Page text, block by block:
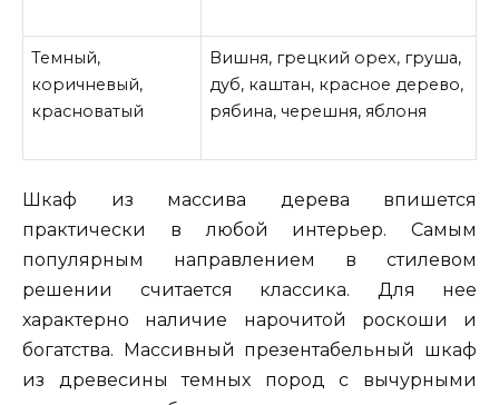
Темный,
коричневый,
красноватый
Вишня, грецкий орех, груша,
дуб, каштан, красное дерево,
рябина, черешня, яблоня
Шкаф из массива дерева впишется
практически в любой интерьер. Самым
популярным направлением в стилевом
решении считается классика. Для нее
характерно наличие нарочитой роскоши и
богатства. Массивный презентабельный шкаф
из древесины темных пород с вычурными